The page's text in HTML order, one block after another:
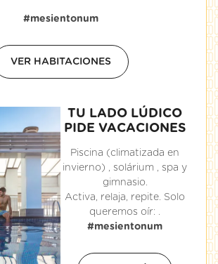
TU LADO LÚDICO
PIDE VACACIONES
Piscina (climatizada en
invierno) , solárium , spa y
gimnasio.
Activa, relaja, repite. Solo
queremos oír: .
#mesientonum
#mesientonum
VER HABITACIONES